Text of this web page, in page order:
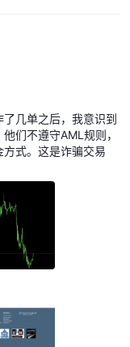
几单之后，我意识到
们不遵守AML规则，
式。这是诈骗交易